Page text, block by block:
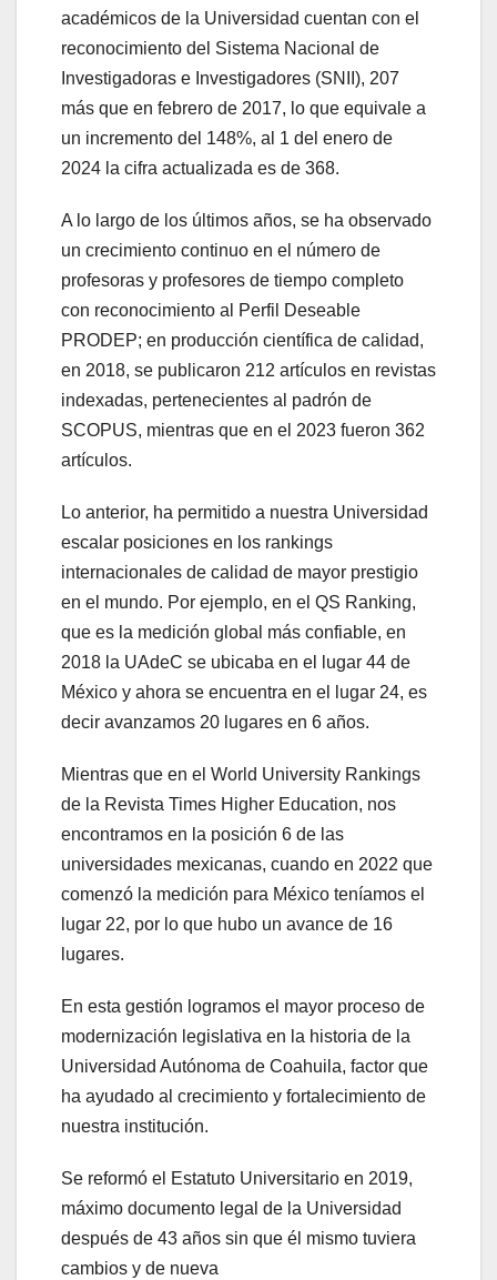
académicos de la Universidad cuentan con el
reconocimiento del Sistema Nacional de
Investigadoras e Investigadores (SNII), 207
más que en febrero de 2017, lo que equivale a
un incremento del 148%, al 1 del enero de
2024 la cifra actualizada es de 368.
A lo largo de los últimos años, se ha observado
un crecimiento continuo en el número de
profesoras y profesores de tiempo completo
con reconocimiento al Perfil Deseable
PRODEP; en producción científica de calidad,
en 2018, se publicaron 212 artículos en revistas
indexadas, pertenecientes al padrón de
SCOPUS, mientras que en el 2023 fueron 362
artículos.
Lo anterior, ha permitido a nuestra Universidad
escalar posiciones en los rankings
internacionales de calidad de mayor prestigio
en el mundo. Por ejemplo, en el QS Ranking,
que es la medición global más confiable, en
2018 la UAdeC se ubicaba en el lugar 44 de
México y ahora se encuentra en el lugar 24, es
decir avanzamos 20 lugares en 6 años.
Mientras que en el World University Rankings
de la Revista Times Higher Education, nos
encontramos en la posición 6 de las
universidades mexicanas, cuando en 2022 que
comenzó la medición para México teníamos el
lugar 22, por lo que hubo un avance de 16
lugares.
En esta gestión logramos el mayor proceso de
modernización legislativa en la historia de la
Universidad Autónoma de Coahuila, factor que
ha ayudado al crecimiento y fortalecimiento de
nuestra institución.
Se reformó el Estatuto Universitario en 2019,
máximo documento legal de la Universidad
después de 43 años sin que él mismo tuviera
cambios y de nueva